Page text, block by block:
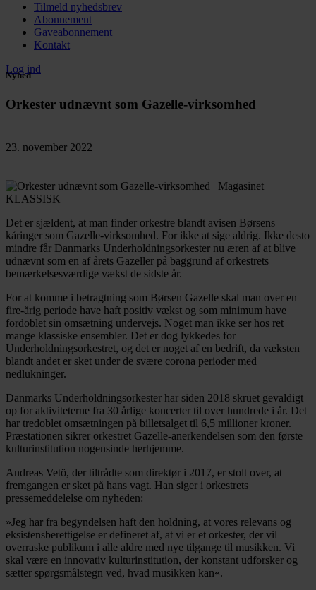
Tilmeld nyhedsbrev
Abonnement
Gaveabonnement
Kontakt
Log ind
Nyhed
Orkester udnævnt som Gazelle-virksomhed
23. november 2022
Det er sjældent, at man finder orkestre blandt avisen Børsens
kåringer som Gazelle-virksomhed. For ikke at sige aldrig. Ikke desto
mindre får Danmarks Underholdningsorkester nu æren af at blive
udnævnt som en af årets Gazeller på baggrund af orkestrets
bemærkelsesværdige vækst de sidste år.
For at komme i betragtning som Børsen Gazelle skal man over en
fire-årig periode have haft positiv vækst og som minimum have
fordoblet sin omsætning undervejs. Noget man ikke ser hos ret
mange klassiske ensembler. Det er dog lykkedes for
Underholdningsorkestret, og det er noget af en bedrift, da væksten
blandt andet er sket under de svære corona perioder med
nedlukninger.
Danmarks Underholdningsorkester har siden 2018 skruet gevaldigt
op for aktiviteterne fra 30 årlige koncerter til over hundrede i år. Det
har tredoblet omsætningen på billetsalget til 6,5 millioner kroner.
Præstationen sikrer orkestret Gazelle-anerkendelsen som den første
kulturinstitution nogensinde herhjemme.
Andreas Vetö, der tiltrådte som direktør i 2017, er stolt over, at
fremgangen er sket på hans vagt. Han siger i orkestrets
pressemeddelelse om nyheden:
»Jeg har fra begyndelsen haft den holdning, at vores relevans og
eksistensberettigelse er defineret af, at vi er et orkester, der vil
overraske publikum i alle aldre med nye tilgange til musikken. Vi
skal være en innovativ kulturinstitution, der konstant udforsker og
sætter spørgsmålstegn ved, hvad musikken kan«.